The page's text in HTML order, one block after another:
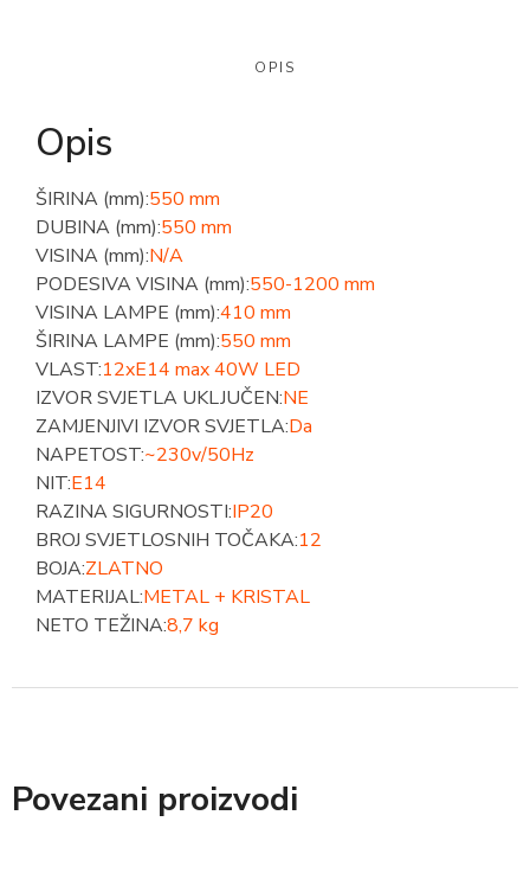
OPIS
Opis
ŠIRINA (mm):550 mm
DUBINA (mm):550 mm
VISINA (mm):N/A
PODESIVA VISINA (mm):550-1200 mm
VISINA LAMPE (mm):410 mm
ŠIRINA LAMPE (mm):550 mm
VLAST:12xE14 max 40W LED
IZVOR SVJETLA UKLJUČEN:NE
ZAMJENJIVI IZVOR SVJETLA:Da
NAPETOST:~230v/50Hz
NIT:E14
RAZINA SIGURNOSTI:IP20
BROJ SVJETLOSNIH TOČAKA:12
BOJA:ZLATNO
MATERIJAL:METAL + KRISTAL
NETO TEŽINA:8,7 kg
Povezani proizvodi